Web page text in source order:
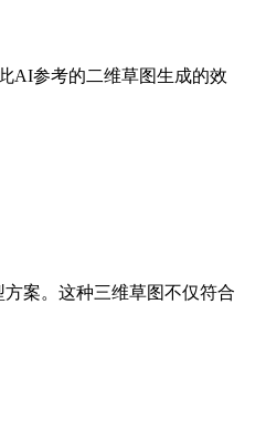
AI参考的二维草图生成的效
案。这种三维草图不仅符合